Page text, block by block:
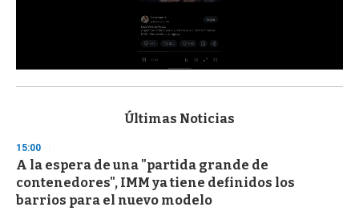
s
d
s
o
f
3
Últimas Noticias
15:00
A la espera de una "partida grande de
contenedores", IMM ya tiene definidos los
barrios para el nuevo modelo